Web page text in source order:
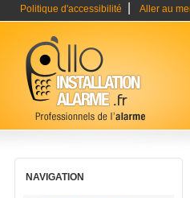
Politique d'accessibilité Aller au
NAVIGATION